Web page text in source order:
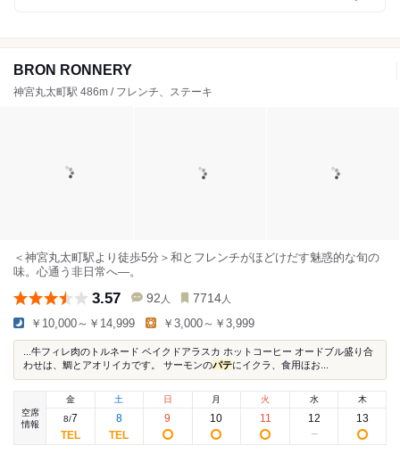
BRON RONNERY
神宮丸太町駅 486m / フレンチ、ステーキ
＜神宮丸太町駅より徒歩5分＞和とフレンチがほどけだす魅惑的な旬の
味。心通う非日常へ―。
3.57 92 人 7714 人
￥10,000～￥14,999 ￥3,000～￥3,999
...牛フィレ肉のトルネード ベイクドアラスカ ホットコーヒー オードブル盛り合
わせは、鯛とアオリイカです。 サーモンのパテにイクラ、食用ほお...
空席
情報
金
8/7
土
8
日
9
月
10
火
11
水
12
木
13